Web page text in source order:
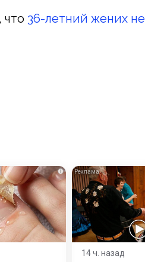
что 36-летний жених
i
14 ч. назад